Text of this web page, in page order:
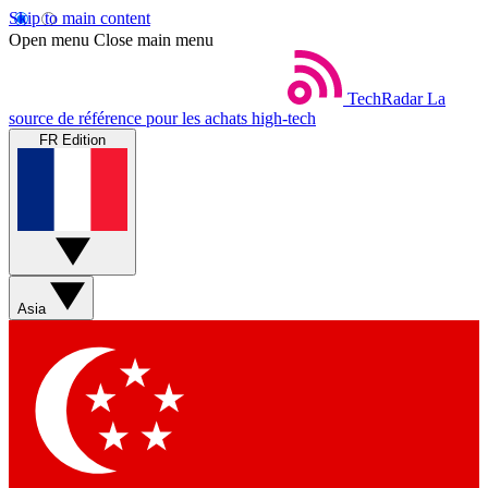
Skip to main content
Open menu Close main menu
TechRadar La
source de référence pour les achats high-tech
FR Edition
Asia